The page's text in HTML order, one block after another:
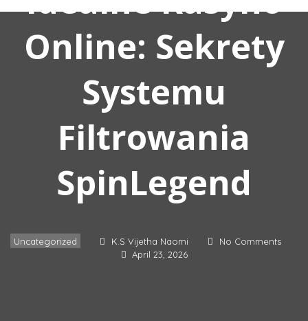
Online: Sekrety
Systemu
Filtrowania
SpinLegend
Uncategorized K.S Vijetha Naomi
No Comments
April 23, 2026